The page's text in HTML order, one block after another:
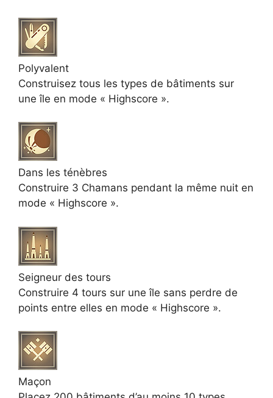
Polyvalent
Construisez tous les types de bâtiments sur
une île en mode « Highscore ».
Dans les ténèbres
Construire 3 Chamans pendant la même nuit en
mode « Highscore ».
Seigneur des tours
Construire 4 tours sur une île sans perdre de
points entre elles en mode « Highscore ».
Maçon